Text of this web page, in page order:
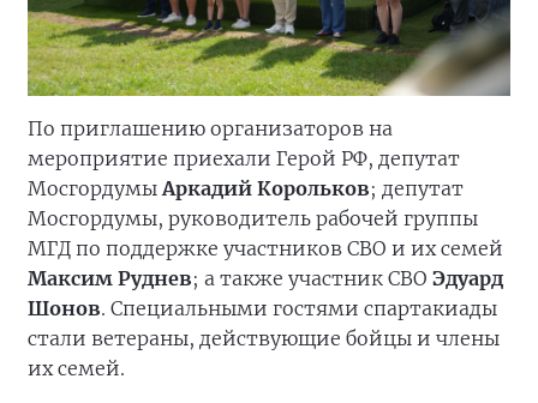
По приглашению организаторов на
мероприятие приехали Герой РФ, депутат
МосгордумыАркадий Корольков; депутат
Мосгордумы, руководитель рабочей группы
МГД по поддержке участников СВО и их семей
Максим Руднев; а также участник СВО Эдуард
Шонов. Специальными гостями спартакиады
стали ветераны, действующие бойцы и члены
их семей.